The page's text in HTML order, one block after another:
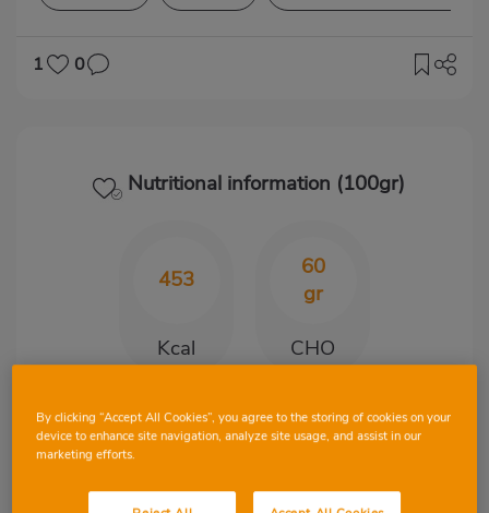
1 0
Nutritional information (100gr)
453
Kcal
60
gr
CHO
15.30
14
By clicking “Accept All Cookies”, you agree to the storing of cookies on your
device to enhance site navigation, analyze site usage, and assist in our
marketing efforts.